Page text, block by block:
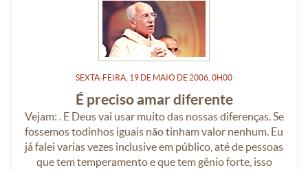
SEXTA-FEIRA, 19 DE MAIO DE 2006, 0H00
É preciso amar diferente
Vejam: . E Deus vai usar muito das nossas diferenças. Se
fossemos todinhos iguais não tinham valor nenhum. Eu
já falei varias vezes inclusive em público, até de pessoas
que tem temperamento e que tem gênio forte, isso